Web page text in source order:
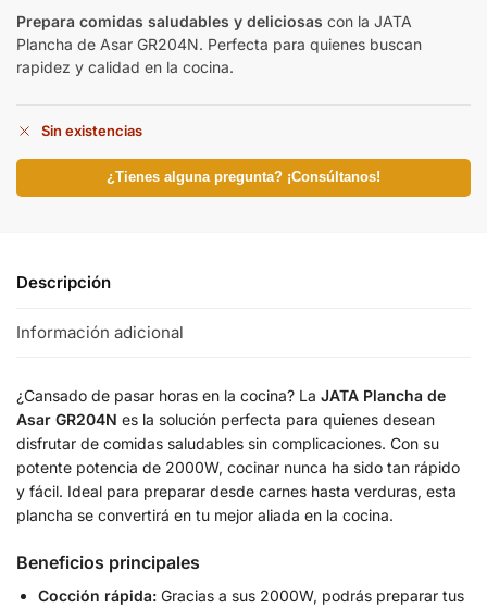
Prepara comidas saludables y deliciosas con la JATA
Plancha de Asar GR204N. Perfecta para quienes buscan
rapidez y calidad en la cocina.
Sin existencias
¿Tienes alguna pregunta? ¡Consúltanos!
Descripción
Información adicional
¿Cansado de pasar horas en la cocina? La JATA Plancha de
Asar GR204N es la solución perfecta para quienes desean
disfrutar de comidas saludables sin complicaciones. Con su
potente potencia de 2000W, cocinar nunca ha sido tan rápido
y fácil. Ideal para preparar desde carnes hasta verduras, esta
plancha se convertirá en tu mejor aliada en la cocina.
Beneficios principales
Cocción rápida: Gracias a sus 2000W, podrás preparar tus